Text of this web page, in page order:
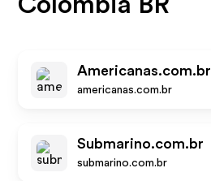
Americanas.com.br
americanas.com.br
Submarino.com.br
submarino.com.br